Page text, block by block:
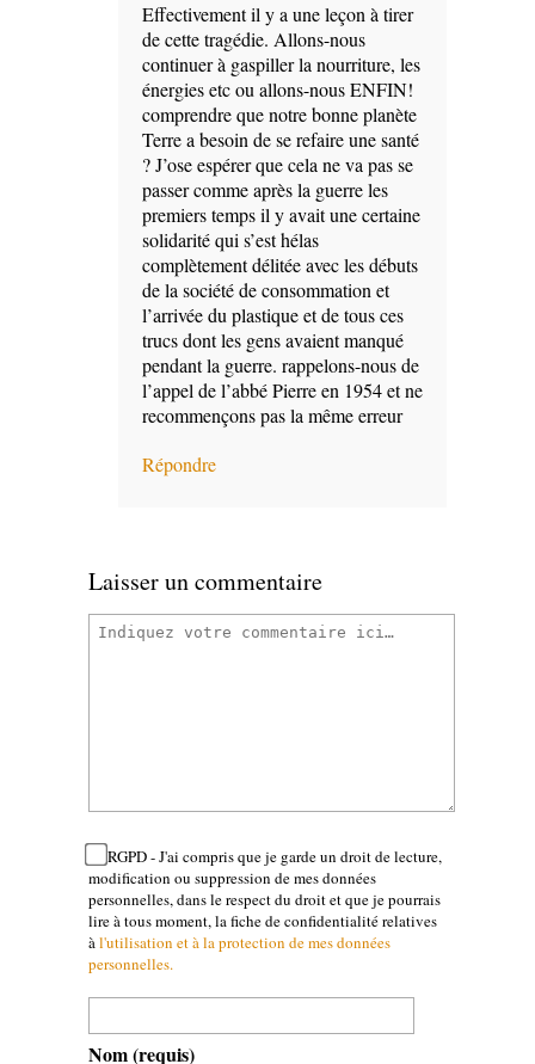
Effectivement il y a une leçon à tirer
de cette tragédie. Allons-nous
continuer à gaspiller la nourriture, les
énergies etc ou allons-nous ENFIN!
comprendre que notre bonne planète
Terre a besoin de se refaire une santé
? J’ose espérer que cela ne va pas se
passer comme après la guerre les
premiers temps il y avait une certaine
solidarité qui s’est hélas
complètement délitée avec les débuts
de la société de consommation et
l’arrivée du plastique et de tous ces
trucs dont les gens avaient manqué
pendant la guerre. rappelons-nous de
l’appel de l’abbé Pierre en 1954 et ne
recommençons pas la même erreur
Répondre
Laisser un commentaire
RGPD - J'ai compris que je garde un droit de lecture,
modification ou suppression de mes données
personnelles, dans le respect du droit et que je pourrais
lire à tous moment, la fiche de confidentialité relatives
àl'utilisation et à la protection de mes données
personnelles.
Nom(requis)